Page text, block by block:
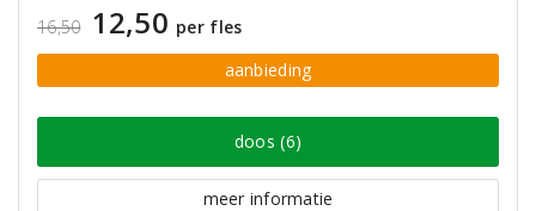
16,50 12,50 per fles
aanbieding
doos (6)
meer informatie